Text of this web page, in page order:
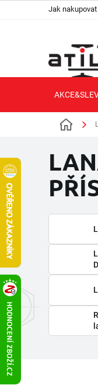
Jak nakupovat
Domů